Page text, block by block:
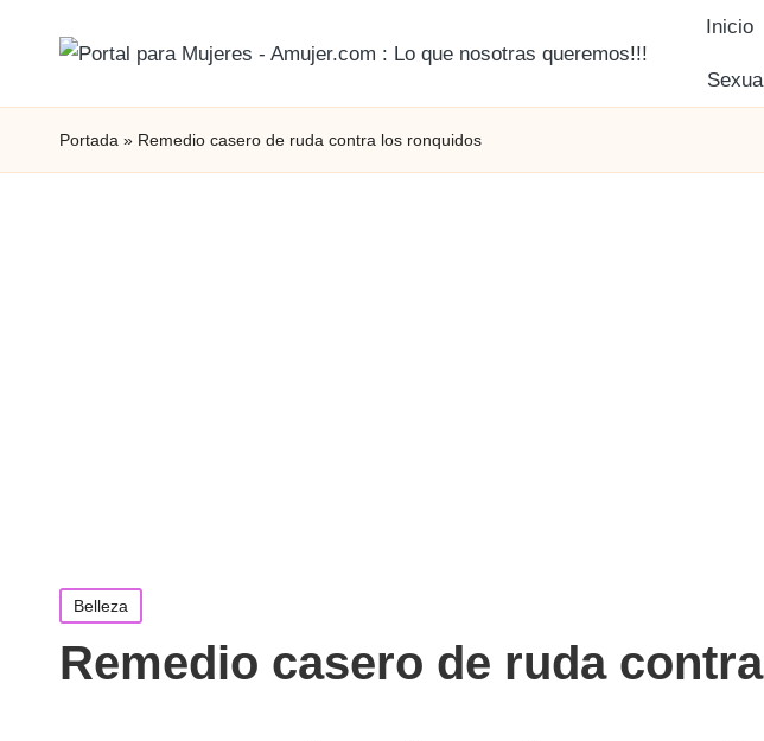
Inicio
Portada » Remedio casero de ruda contra los ronquidos
Publicada
en
Belleza
Remedio casero de ruda